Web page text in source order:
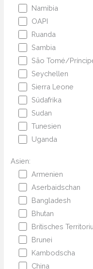
Namibia
OAPI
Ruanda
Sambia
São Tomé/
Seychellen
Sierra Leone
Südafrika
Sudan
Tunesien
Uganda
Asien:
Armenien
Aserbaidschan
Bangladesh
Bhutan
Britisches
Brunei
Kambodscha
China